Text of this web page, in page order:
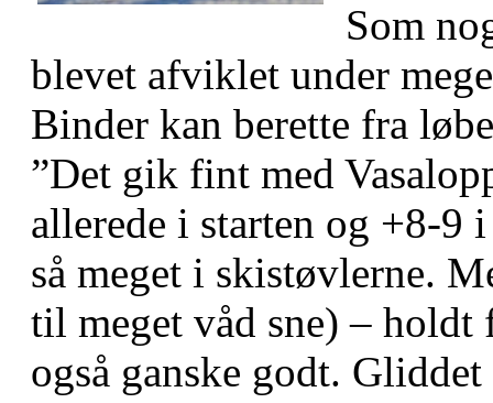
Som
blevet afviklet under
Binder kan berette fra
”Det gik fint med
allerede i starten og +8-9
så meget i skistøvlerne.
til meget våd sne) –
også ganske godt.